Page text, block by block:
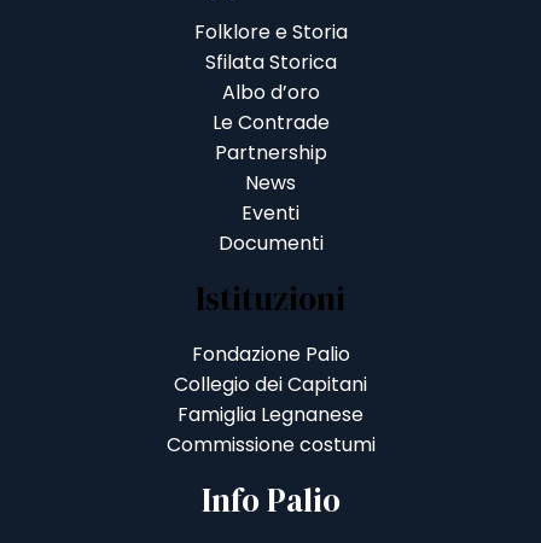
Folklore e Storia
Sfilata Storica
Albo d’oro
Le Contrade
Partnership
News
Eventi
Documenti
Istituzioni
Fondazione Palio
Collegio dei Capitani
Famiglia Legnanese
Commissione costumi
Info Palio